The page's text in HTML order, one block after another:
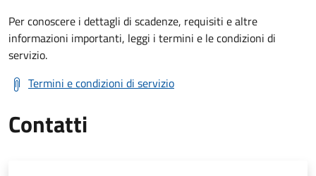
Per conoscere i dettagli di scadenze, requisiti e altre
informazioni importanti, leggi i termini e le condizioni di
servizio.
Termini e condizioni di servizio
Contatti